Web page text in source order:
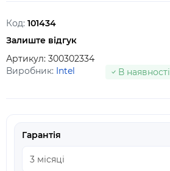
Код: 101434
Залиште відгук
Артикул: 300302334
Виробник: Intel В наявності
Гарантія